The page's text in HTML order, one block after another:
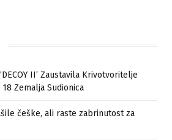
II’ Zaustavila Krivotvoritelje
Zemalja Sudionica
češke, ali raste zabrinutost za